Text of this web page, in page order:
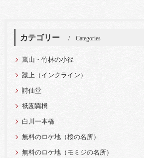
カテゴリー Categories
嵐山・竹林の小径
蹴上（インクライン）
詩仙堂
祇園巽橋
白川一本橋
無料のロケ地（桜の名所）
無料のロケ地（モミジの名所）